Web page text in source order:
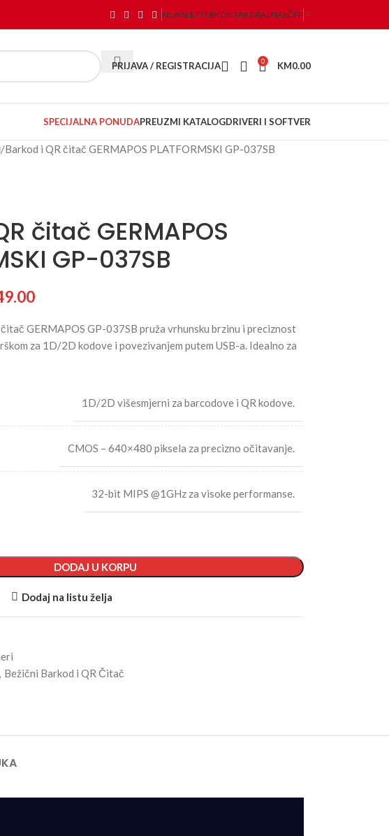
NEWSLETTERKONTAKTIRAJ NASČPP
PRIJAVA / REGISTRACIJA 0 KM0.00
SPECIJALNA PONUDAPREUZMI KATALOGDRIVERI I SOFTVER
Barkod i QR čitač GERMAPOS PLATFORMSKI GP-037SB
čitač GERMAPOS
GP-037SB
GERMAPOS GP-037SB pruža vrhunsku brzinu i preciznost
za 1D/2D kodove i povezivanjem putem USB-a. Idealno za
1D/2D višesmjerni za barcodove i QR kodove.
CMOS – 640×480 piksela za precizno očitavanje.
32-bit MIPS @1GHz za visoke performanse.
DODAJ U KORPU
Dodaj na listu želja
, Bežični Barkod i QR Čitač